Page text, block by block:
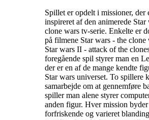
Spillet er opdelt i missioner, der
inspireret af den animerede Star
clone wars tv-serie. Enkelte er
på filmene Star wars - the clone
Star wars II - attack of the
foregående spil styrer man en
der er en af de mange kendte
Star wars universet. To spillere
samarbejde om at gennemføre
spiller man alene styrer
anden figur. Hver mission byder
forfriskende og varieret